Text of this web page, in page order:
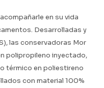
en su vida
Desarrolladas y
las conservadoras Mor
polipropileno inyectado,
térmico en poliestireno
con material 100%